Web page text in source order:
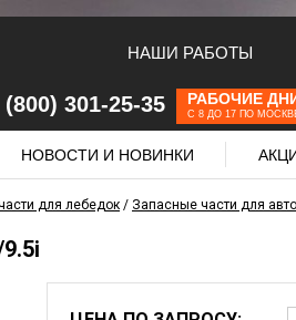
НАШИ РАБОТЫ
(800) 301-25-35 РАБОЧИЕ
С 8 ДО 17 ПО
НОВОСТИ И НОВИНКИ
для лебедок / Запасные части для